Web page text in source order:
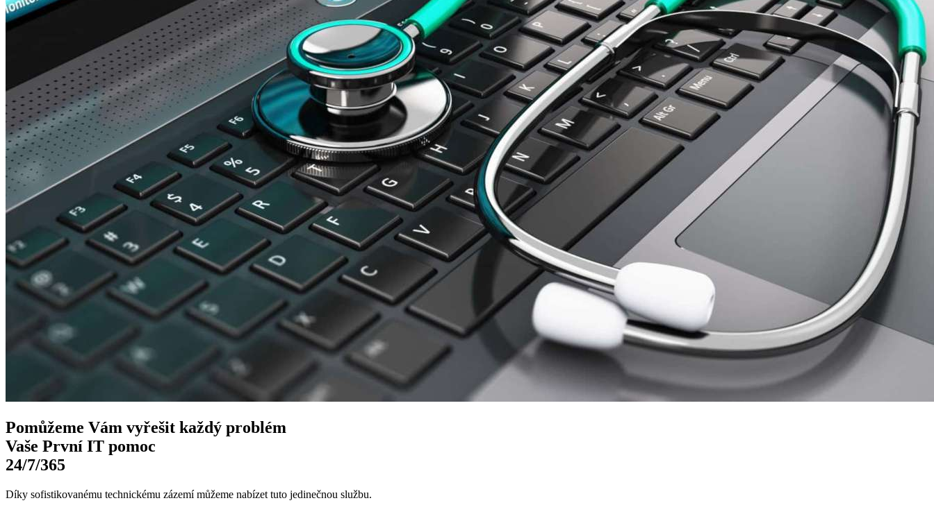
Pomůžeme Vámvyřešit každý problém
Vaše PrvníIT pomoc
24/7/365
Díky sofistikovanému technickému zázemí můžeme nabízet tuto jedinečnou službu.